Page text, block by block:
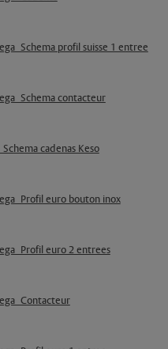
profil suisse 1 entree
contacteur
cadenas Keso
euro bouton inox
euro 2 entrees